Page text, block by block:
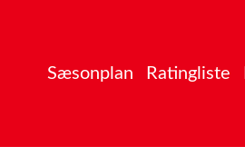
Sæsonplan Ratingliste